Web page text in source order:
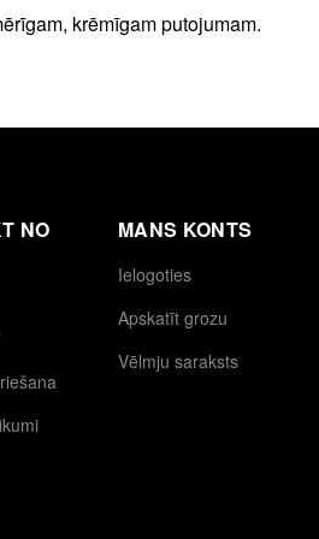
krēmīgam putojumam.
NO MANS KONTS
Ielogoties
Apskatīt grozu
Vēlmju saraksts